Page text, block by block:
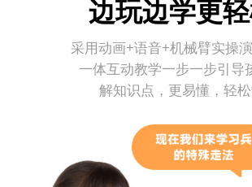
边玩边学更
采用动画+语音+机械臂实操
一体互动教学一步一步引导
解知识点，更易懂，轻